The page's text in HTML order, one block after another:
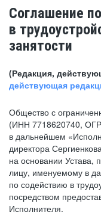
Соглашение
в
занятости
(Редакция,
действующая
Общество с
(ИНН 7718620740,
в дальнейшем
директора
на основании Устава,
лицу, именуемому в
по содействию в
посредством
Исполнителя.